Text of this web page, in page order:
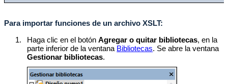
Para importar funciones de un archivo XSLT:
1.
Haga clic en el botónAgregar o quitar bibliotecas, en la
parte inferior de la ventana Bibliotecas. Se abre la ventana
Gestionar bibliotecas.